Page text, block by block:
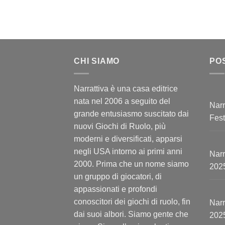
CHI SIAMO
Narrattiva è una casa editrice
nata nel 2006 a seguito del
grande entusiasmo suscitato dai
nuovi Giochi di Ruolo, più
moderni e diversificati, apparsi
negli USA intorno ai primi anni
2000. Prima che un nome siamo
un gruppo di giocatori, di
appassionati e profondi
conoscitori dei giochi di ruolo, fin
dai suoi albori. Siamo gente che